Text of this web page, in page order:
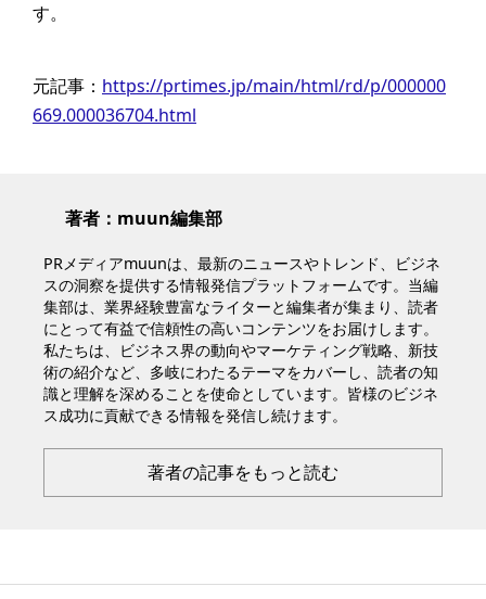
す。
元記事： https://prtimes.jp/main/html/rd/p/000000
669.000036704.html
著者：muun編集部
PRメディアmuunは、最新のニュースやトレンド、ビジネ
スの洞察を提供する情報発信プラットフォームです。当編
集部は、業界経験豊富なライターと編集者が集まり、読者
にとって有益で信頼性の高いコンテンツをお届けします。
私たちは、ビジネス界の動向やマーケティング戦略、新技
術の紹介など、多岐にわたるテーマをカバーし、読者の知
識と理解を深めることを使命としています。皆様のビジネ
ス成功に貢献できる情報を発信し続けます。
著者の記事をもっと読む